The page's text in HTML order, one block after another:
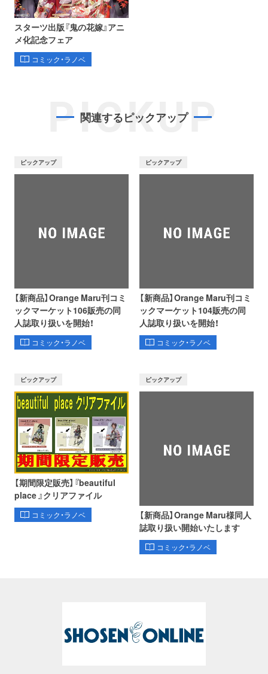
スターツ出版『鬼の花嫁』アニ
メ化記念フェア
コミック・ラノベ
PICKUP
関連するピックアップ
ピックアップ
【新商品】Orange Maru刊コミ
ックマーケット106販売の同
人誌取り扱いを開始！
コミック・ラノベ
ピックアップ
【新商品】Orange Maru刊コミ
ックマーケット104販売の同
人誌取り扱いを開始！
コミック・ラノベ
ピックアップ
【期間限定販売】『beautiful
place 』クリアファイル
コミック・ラノベ
ピックアップ
【新商品】Orange Maru様同人
誌取り扱い開始いたします
コミック・ラノベ